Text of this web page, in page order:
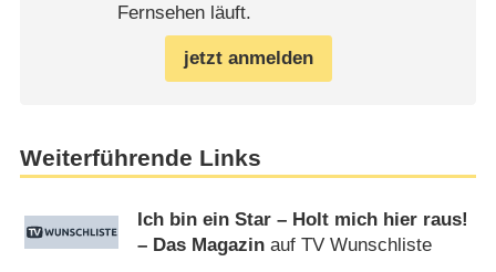
Fernsehen läuft.
jetzt anmelden
Weiterführende Links
Ich bin ein Star – Holt mich hier raus!
– Das Magazin auf TV Wunschliste